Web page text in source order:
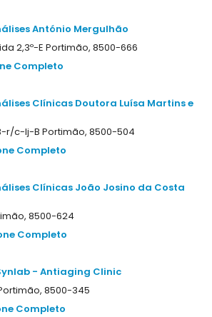
António Mergulhão
2,3º-E Portimão, 8500-666
Completo
Clínicas Doutora Luísa Martins e
r/c-lj-B Portimão, 8500-504
Completo
Clínicas João Josino da Costa
8500-624
Completo
- Antiaging Clinic
8500-345
Completo